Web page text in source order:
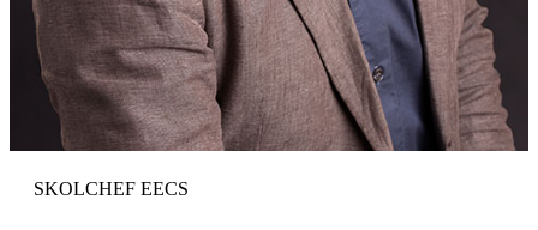
SKOLCHEF EECS